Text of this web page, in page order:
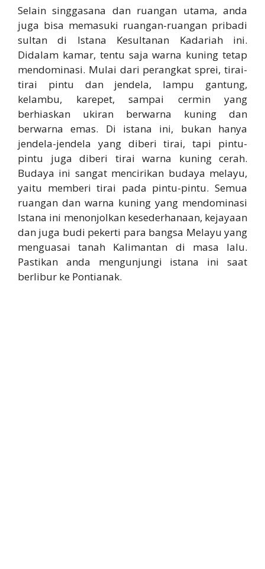
Selain singgasana dan ruangan utama, anda
juga bisa memasuki ruangan-ruangan pribadi
sultan di Istana Kesultanan Kadariah ini.
Didalam kamar, tentu saja warna kuning tetap
mendominasi. Mulai dari perangkat sprei, tirai-
tirai pintu dan jendela, lampu gantung,
kelambu, karepet, sampai cermin yang
berhiaskan ukiran berwarna kuning dan
berwarna emas. Di istana ini, bukan hanya
jendela-jendela yang diberi tirai, tapi pintu-
pintu juga diberi tirai warna kuning cerah.
Budaya ini sangat mencirikan budaya melayu,
yaitu memberi tirai pada pintu-pintu. Semua
ruangan dan warna kuning yang mendominasi
Istana ini menonjolkan kesederhanaan, kejayaan
dan juga budi pekerti para bangsa Melayu yang
menguasai tanah Kalimantan di masa lalu.
Pastikan anda mengunjungi istana ini saat
berlibur ke Pontianak.